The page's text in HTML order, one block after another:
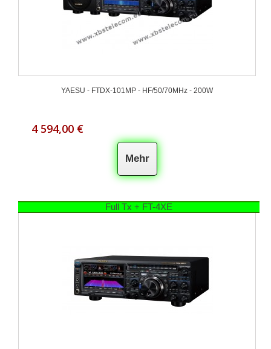
YAESU - FTDX-101MP - HF/50/70MHz - 200W
4 594,00 €
Mehr
Full Tx + FT-4XE